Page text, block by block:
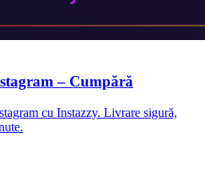
– Cumpără
cu Instazzy. Livrare sigură,